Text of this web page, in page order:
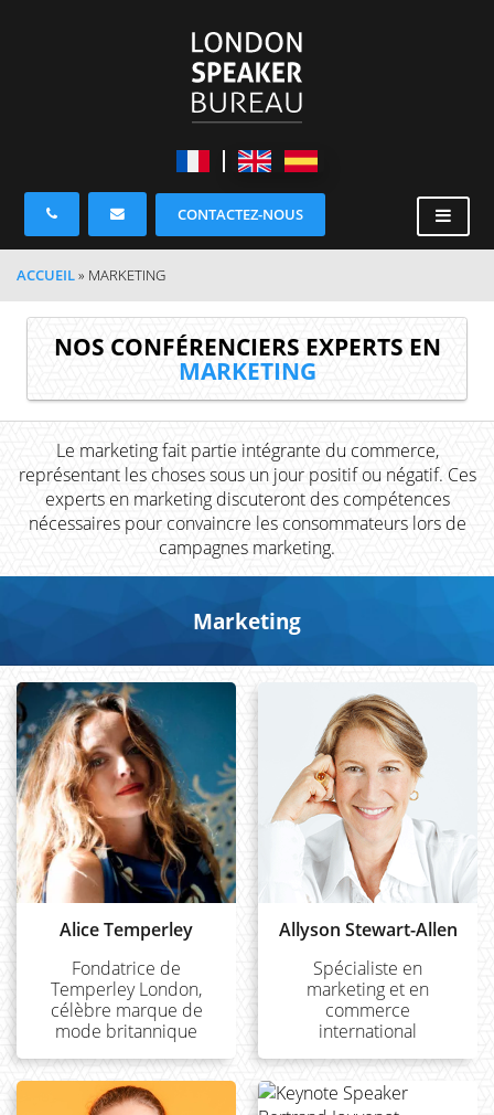
CONTACTEZ-NOUS
ACCUEIL» MARKETING
NOS CONFÉRENCIERS EXPERTS EN
MARKETING
Le marketing fait partie intégrante du commerce,
représentant les choses sous un jour positif ou négatif. Ces
experts en marketing discuteront des compétences
nécessaires pour convaincre les consommateurs lors de
campagnes marketing.
Marketing
Alice Temperley
Fondatrice de
Temperley London,
célèbre marque de
mode britannique
Allyson Stewart-Allen
Spécialiste en
marketing et en
commerce
international